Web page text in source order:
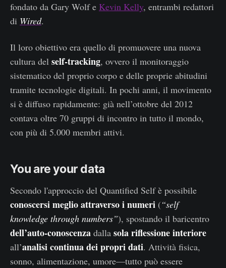
fondato da Gary Wolf e Kevin Kelly, entrambi redattori
di Wired.
Il loro obiettivo era quello di promuovere una nuova
cultura del self-tracking, ovvero il monitoraggio
sistematico del proprio corpo e delle proprie abitudini
tramite tecnologie digitali. In pochi anni, il movimento
si è diffuso rapidamente: già nell’ottobre del 2012
contava oltre 70 gruppi di incontro in tutto il mondo,
con più di 5.000 membri attivi.
You are your data
Secondo l'approccio del Quantified Self è possibile
conoscersi meglio attraverso i numeri (“self
knowledge through numbers”), spostando il baricentro
dell’auto-conoscenza dalla sola riflessione interiore
all’analisi continua dei propri dati. Attività fisica,
sonno, alimentazione, umore—tutto può essere